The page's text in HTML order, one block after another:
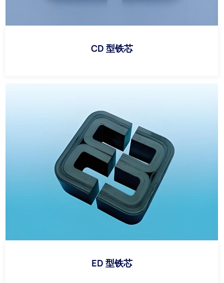
CD 型铁芯
ED 型铁芯